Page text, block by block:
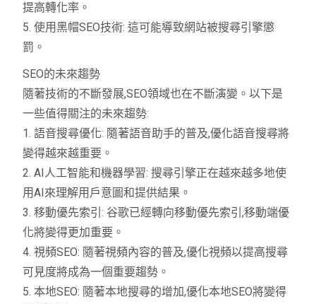
提高轉化率。
5. 使用黑帽SEO技術: 這可能導致網站被搜尋引擎懲
罰。
SEO的未來趨勢
隨著技術的不斷發展,SEO領域也在不斷演變。以下是
一些值得關注的未來趨勢:
1. 語音搜尋優化: 隨著語音助手的普及,優化語音搜尋將
變得越來越重要。
2. AI人工智能和機器學習: 搜尋引擎正在越來越多地使
用AI來理解用戶意圖和提供結果。
3. 移動優先索引: 谷歌已經轉向移動優先索引,移動端優
化將變得更加重要。
4. 視頻SEO: 隨著視頻內容的普及,優化視頻以提高搜尋
可見度將成為一個重要趨勢。
5. 本地SEO: 隨著本地搜尋的增加,優化本地SEO將變得